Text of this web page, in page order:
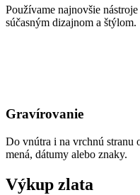
Používame najnovšie
súčasným dizajnom a štýlom.
Gravírovanie
Do vnútra i na vrchnú stranu
mená, dátumy alebo znaky.
Výkup zlata